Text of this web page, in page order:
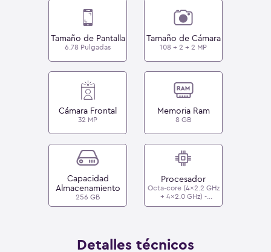
Tamaño de Pantalla
6.78 Pulgadas
Tamaño de Cámara
108 + 2 + 2 MP
Cámara Frontal
32 MP
Memoria Ram
8 GB
Capacidad
Almacenamiento
256 GB
Procesador
Octa-core (4x2.2 GHz
+ 4x2.0 GHz) -
Mediatek Dimensity
Detalles técnicos